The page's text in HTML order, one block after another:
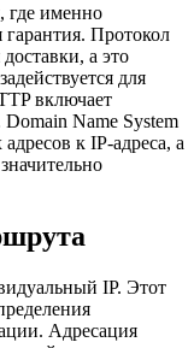
где именно
гарантия. Протокол
а это
для
включает
Name System
к IP-адреса, а
IP. Этот
Адресация